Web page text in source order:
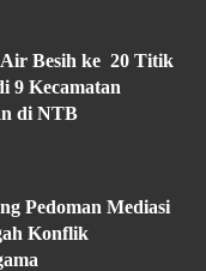
Besih ke 20 Titik
9 Kecamatan
di NTB
Pedoman Mediasi
Konflik